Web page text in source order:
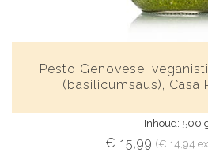
Pesto Genovese,
(basilicumsaus), Casa
Inhoud: 500
€ 15,99 (€ 14,94